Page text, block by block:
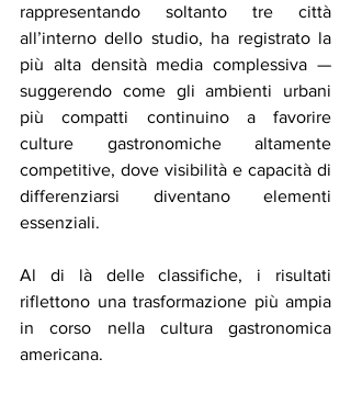
rappresentando soltanto tre città
all’interno dello studio, ha registrato la
più alta densità media complessiva —
suggerendo come gli ambienti urbani
più compatti continuino a favorire
culture gastronomiche altamente
competitive, dove visibilità e capacità di
differenziarsi diventano elementi
essenziali.
Al di là delle classifiche, i risultati
riflettono una trasformazione più ampia
in corso nella cultura gastronomica
americana.